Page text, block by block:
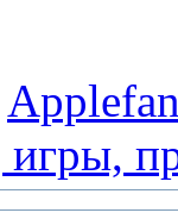
игры,